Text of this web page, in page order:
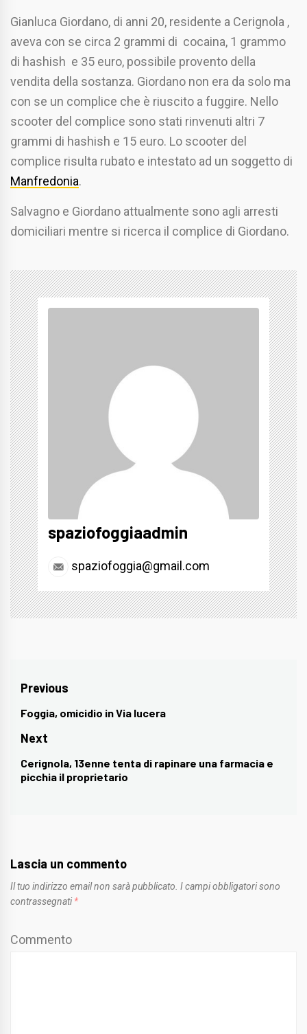
Gianluca Giordano, di anni 20, residente a Cerignola ,
aveva con se circa 2 grammi di cocaina, 1 grammo
di hashish e 35 euro, possibile provento della
vendita della sostanza. Giordano non era da solo ma
con se un complice che è riuscito a fuggire. Nello
scooter del complice sono stati rinvenuti altri 7
grammi di hashish e 15 euro. Lo scooter del
complice risulta rubato e intestato ad un soggetto di
Manfredonia.
Salvagno e Giordano attualmente sono agli arresti
domiciliari mentre si ricerca il complice di Giordano.
spaziofoggiaadmin
spaziofoggia@gmail.com
Navigazione
articoli
Previous
Previous
post:
Foggia, omicidio in Via lucera
Next
Next
post:
Cerignola, 13enne tenta di rapinare una farmacia e
picchia il proprietario
Lascia un commento
Il tuo indirizzo email non sarà pubblicato. I campi obbligatori sono
contrassegnati *
Commento